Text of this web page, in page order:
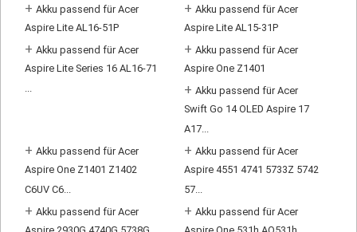
+ Akku passend für Acer
Aspire Lite AL16-51P
+ Akku passend für Acer
Aspire Lite AL15-31P
+ Akku passend für Acer
Aspire Lite Series 16 AL16-71
...
+ Akku passend für Acer
Aspire One Z1401
+ Akku passend für Acer
Swift Go 14 OLED Aspire 17
A17...
+ Akku passend für Acer
Aspire One Z1401 Z1402
C6UV C6...
+ Akku passend für Acer
Aspire 4551 4741 5733Z 5742
57...
+ Akku passend für Acer + Akku passend für Acer